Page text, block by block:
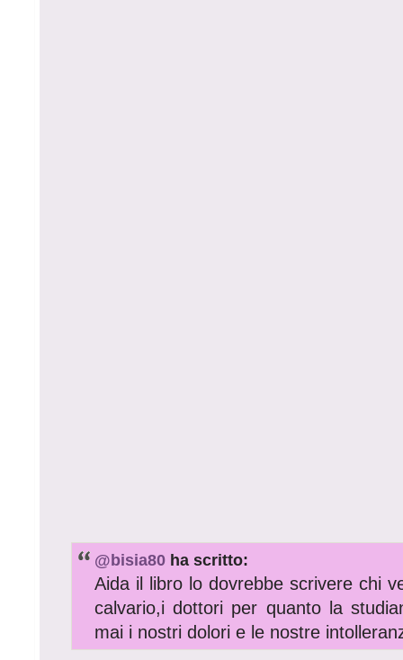
@bisia80 ha scritto:
Aida il libro lo dovrebbe scrivere chi
calvario,i dottori per quanto la
mai i nostri dolori e le nostre